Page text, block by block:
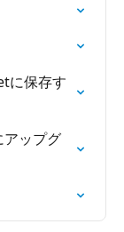
に保存す
アップグ